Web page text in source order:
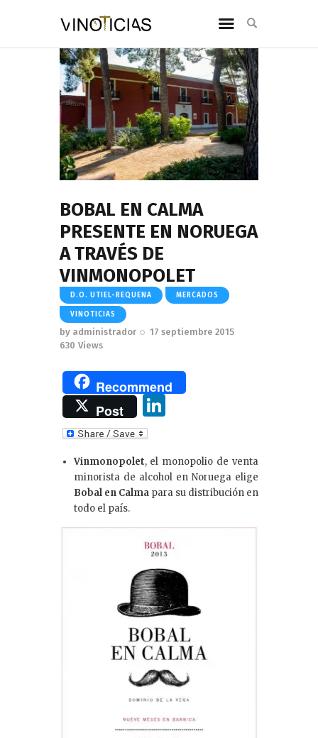
BOBAL EN CALMA
PRESENTE EN NORUEGA
A TRAVÉS DE
VINMONOPOLET
D.O. UTIEL-REQUENA MERCADOS
VINOTICIAS
by administrador
17 septiembre 2015
630 Views
Recommend
Post
e
dI
Vinmonopolet, el monopolio de venta
minorista de alcohol en Noruega elige
Bobal en Calma para su distribución en
todo el país.